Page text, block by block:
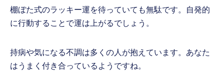
棚ぼた式のラッキー運を待っていても無駄です。自発的
に行動することで運は上がるでしょう。
持病や気になる不調は多くの人が抱えています。あなた
はうまく付き合っているようですね。